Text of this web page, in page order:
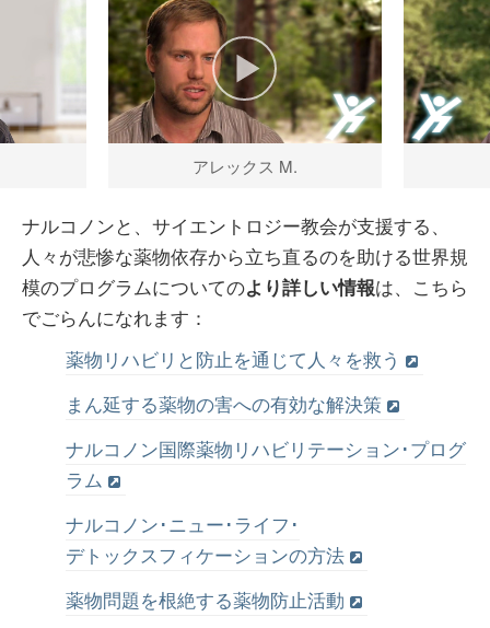
アレックス M.
ナルコノンと、サイエントロジー教会が支援する、
人々が悲惨な薬物依存から立ち直るのを助ける世界規
模のプログラムについてのより詳しい情報は、こちら
でごらんになれます：
薬物リハビリと防止を通じて人々を救う
まん延する薬物の害への有効な解決策
ナルコノン国際薬物リハビリテーション･プログ
ラム
ナルコノン･ニュー･ライフ･
デトックスフィケーションの方法
薬物問題を根絶する薬物防止活動